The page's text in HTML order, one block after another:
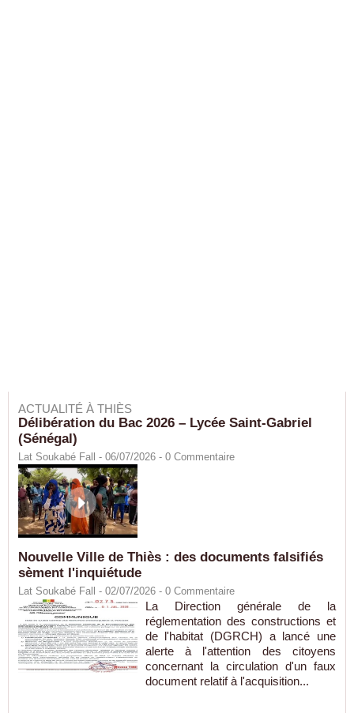
ACTUALITÉ À THIÈS
Délibération du Bac 2026 – Lycée Saint-Gabriel
(Sénégal)
Lat Soukabé Fall - 06/07/2026 - 0 Commentaire
Nouvelle Ville de Thiès : des documents falsifiés
sèment l'inquiétude
Lat Soukabé Fall - 02/07/2026 - 0 Commentaire
La Direction générale de la
réglementation des constructions et
de l'habitat (DGRCH) a lancé une
alerte à l'attention des citoyens
concernant la circulation d'un faux
document relatif à l'acquisition...